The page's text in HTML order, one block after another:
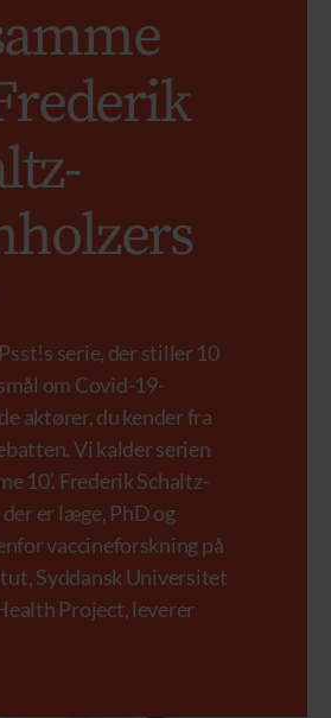
serie, der stiller 10
om Covid-19-
aktører, du kender fra
Vi kalder serien
10’. Frederik Schaltz-
er læge, PhD og
vaccineforskning på
Syddansk Universitet
Project, leverer